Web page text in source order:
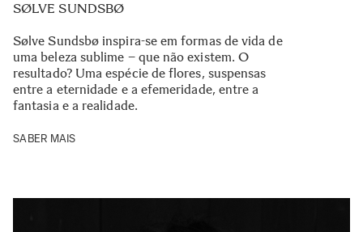
SØLVE SUNDSBØ
Sølve Sundsbø inspira-se em formas de vida de
uma beleza sublime – que não existem. O
resultado? Uma espécie de flores, suspensas
entre a eternidade e a efemeridade, entre a
fantasia e a realidade.
SABER MAIS